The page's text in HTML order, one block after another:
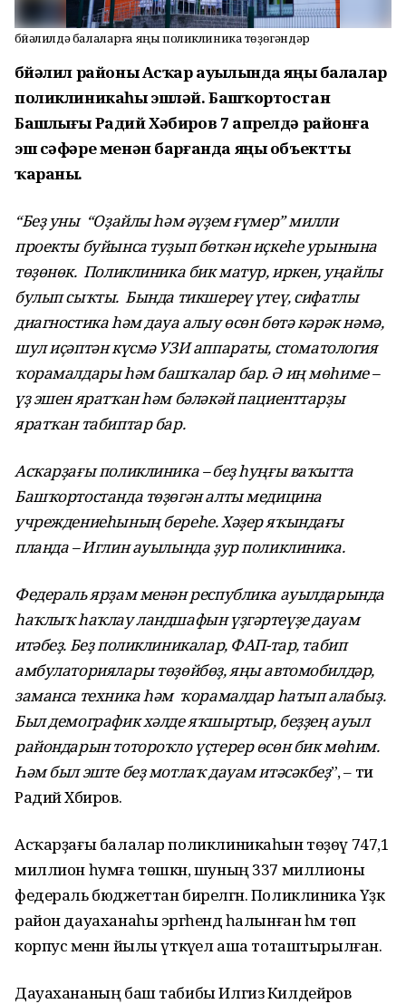
Әбйәлилдә балаларға яңы поликлиника төҙөгәндәр
Әбйәлил районы Асҡар ауылында яңы балалар
поликлиникаһы эшләй. Башҡортостан
БашлығыРадий Хәбиров 7 апрелдә районға
эш сәфәре менән барғанда яңы объектты
ҡараны.
“Беҙ уны “Оҙайлы һәм әүҙем ғүмер”милли
проекты буйынса туҙып бөткән иҫкеһе урынына
төҙөнөк. Поликлиникабик матур, иркен, уңайлы
булып сыҡты. Бында тикшереү үтеү, сифатлы
диагностика һәм дауа алыу өсөн бөтә кәрәк нәмә,
шул иҫәптән күсмәУЗИ аппараты, стоматология
ҡорамалдарыһәм башҡалар бар. Ә иң мөһиме –
үҙ эшен яратҡан һәм бәләкәй пациенттарҙы
яратҡан табиптар бар.
Асҡарҙағы поликлиника – беҙ һуңғы ваҡытта
Башҡортостанда төҙөгән алты медицина
учреждениеһының береһе. Хәҙер яҡындағы
планда–Иглинауылында ҙур поликлиника.
Федераль ярҙам менән республика ауылдарында
һаҡлыҡ һаҡлау ландшафын үҙгәртеүҙе дауам
итәбеҙ. Беҙ поликлиникалар, ФАП-тар, табип
амбулаториялары төҙөйбөҙ, яңы автомобилдәр,
заманса техника һәм ҡорамалдар һатып алабыҙ.
Был демографик хәлде яҡшыртыр, беҙҙең ауыл
райондарын тотороҡло үҫтерер өсөн бик мөһим.
Һәм был эште беҙ мотлаҡ дауам итәсәкбеҙ”, – ти
Радий Хәбиров.
Асҡарҙағы балалар поликлиникаһын төҙөү 747,1
миллион һумға төшкән, шуның 337 миллионы
федераль бюджеттан бирелгән. Поликлиника Үҙәк
район дауаханаһы эргәһендә һалынған һәм төп
корпус менән йылы үткәүел аша тоташтырылған.
Дауахананың баш табибы Илгиз Килдейәров